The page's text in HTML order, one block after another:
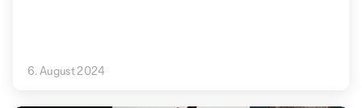
6. August 2024